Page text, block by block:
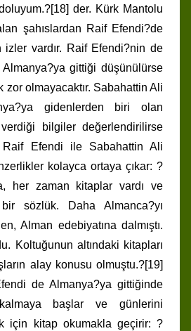
der. Kürk Mantolu
şahıslardan Raif Efendi?de
izler vardır. Raif Efendi?nin de
gittiği düşünülürse
zor olmayacaktır. Sabahattin Ali
gidenlerden biri olan
verdiği bilgiler değerlendirilirse
Raif Efendi ile Sabahattin Ali
kolayca ortaya çıkar: ?
her zaman kitaplar vardı ve
sözlük. Daha Almanca?yı
Alman edebiyatına dalmıştı.
Koltuğunun altındaki kitapları
alay konusu olmuştu.?[19]
de Almanya?ya gittiğinde
başlar ve günlerini
için kitap okumakla geçirir: ?